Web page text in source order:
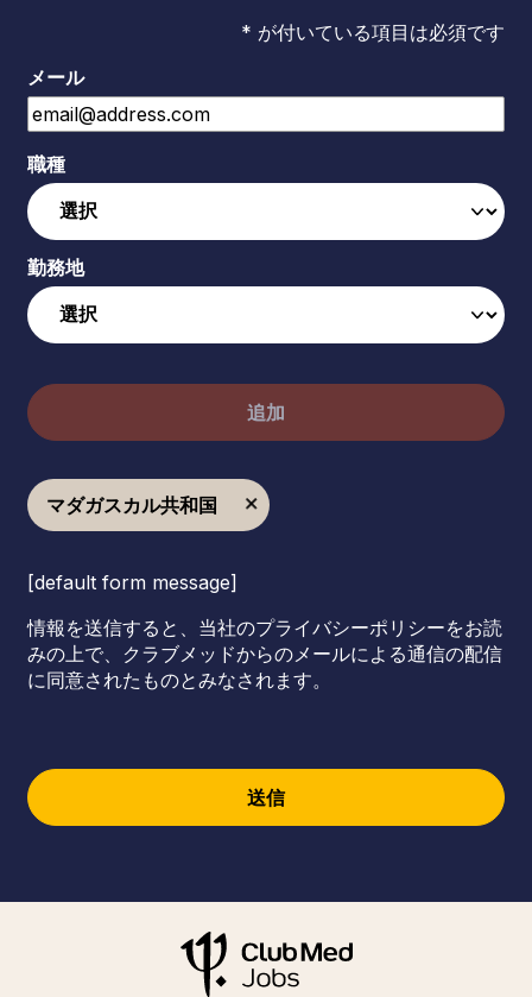
* が付いている項目は必須です
メール
職種
勤務地
追加
マダガスカル共和国
[default form message]
情報を送信すると、当社のプライバシーポリシーをお読
みの上で、クラブメッドからのメールによる通信の配信
に同意されたものとみなされます。
送信